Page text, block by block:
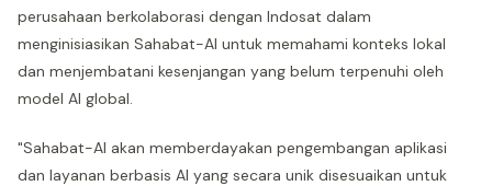
perusahaan berkolaborasi dengan Indosat dalam
menginisiasikan Sahabat-AI untuk memahami konteks lokal
dan menjembatani kesenjangan yang belum terpenuhi oleh
model AI global.
"Sahabat-AI akan memberdayakan pengembangan aplikasi
dan layanan berbasis AI yang secara unik disesuaikan untuk